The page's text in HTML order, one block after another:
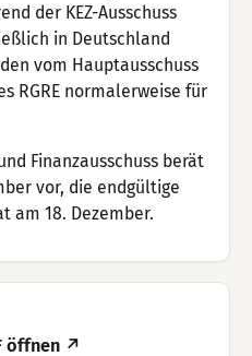
der KEZ-Ausschuss
in Deutschland
vom Hauptausschuss
RGRE normalerweise für
Finanzausschuss berät
vor, die endgültige
am 18. Dezember.
öffnen ↗